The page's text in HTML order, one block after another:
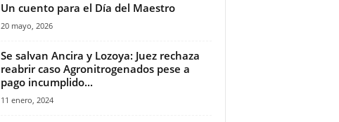
Un cuento para el Día del Maestro
20 mayo, 2026
Se salvan Ancira y Lozoya: Juez rechaza
reabrir caso Agronitrogenados pese a
pago incumplido...
11 enero, 2024